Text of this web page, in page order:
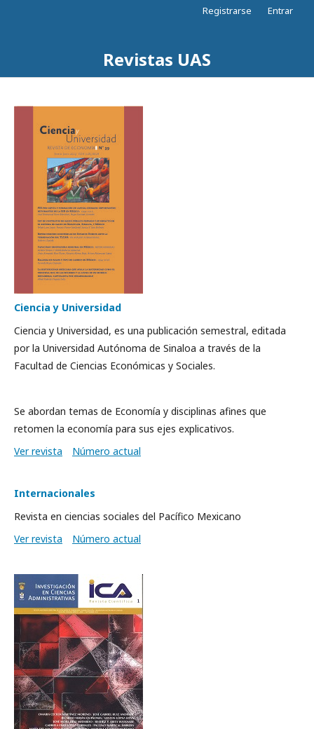
Revistas UAS
Registrarse Entrar
Ciencia y Universidad
Ciencia y Universidad, es una publicación semestral, editada
por la Universidad Autónoma de Sinaloa a través de la
Facultad de Ciencias Económicas y Sociales.
Se abordan temas de Economía y disciplinas afines que
retomen la economía para sus ejes explicativos.
Ver revista
Número actual
Internacionales
Revista en ciencias sociales del Pacífico Mexicano
Ver revista
Número actual